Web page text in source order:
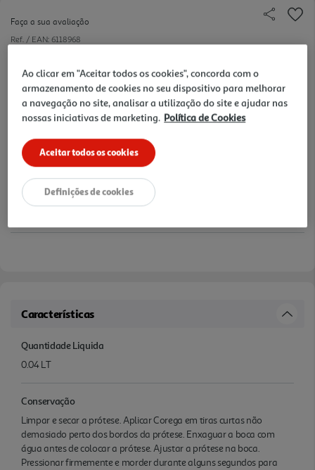
Faça a sua avaliação
Ref. / EAN: 6118968
10,99 €
Notas de preparação
Características
Quantidade Liquida
0.04 LT
Conservação
Limpar e secar a prótese. Aplicar Corega em tiras curtas não
demasiado perto dos bordos da prótese. Enxaguar a boca com
água antes de colocar a prótese. Ajustar a prótese na boca.
Pressionar firmemente e morder durante alguns segundos para
Ao clicar em "Aceitar todos os cookies", concorda com o
armazenamento de cookies no seu dispositivo para melhorar
a navegação no site, analisar a utilização do site e ajudar nas
nossas iniciativas de marketing. Política de Cookies
Aceitar todos os cookies
Definições de cookies